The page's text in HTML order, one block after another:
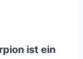
ist ein